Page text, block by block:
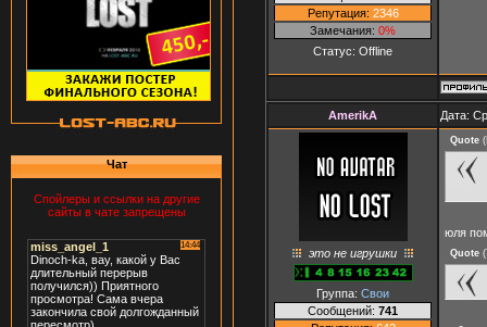
Чат
Спойлеры и ссылки на другие
сайты в чате запрещены
Репутация: 2346
Замечания: 0%
Статус: Offline
AmerikA Дата:
это не игрушки
Группа: Свои
Сообщений: 741
Quote (
юля
Quote (